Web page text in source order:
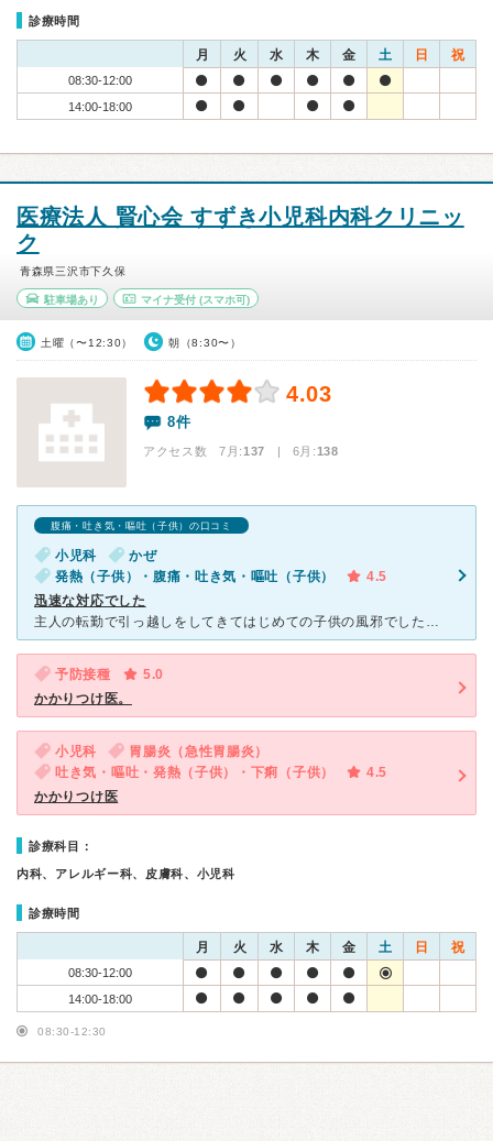
診療時間
月 火 水 木 金 土 日 祝
08:30-12:00
14:00-18:00
医療法人 賢心会 すずき小児科内科クリニッ
ク
青森県三沢市下久保
駐車場あり マイナ受付(スマホ可)
土曜（〜12:30） 朝（8:30〜）
4.03
8件
アクセス数 7月:137 | 6月:138
腹痛・吐き気・嘔吐（子供）の口コミ
小児科
かぜ
発熱（子供）・腹痛・吐き気・嘔吐（子供）
4.5
迅速な対応でした
主人の転勤で引っ越しをしてきてはじめての子供の風邪でした。どの病院が良いのかわからなかったのですが、運転している時に小児科の個人病院を見た事を思い出し、連れて行きました。 いつも元気いっぱいの子供が
予防接種
5.0
かかりつけ医。
小児科
胃腸炎（急性胃腸炎）
吐き気・嘔吐・発熱（子供）・下痢（子供）
4.5
かかりつけ医
診療科目：
内科、アレルギー科、皮膚科、小児科
診療時間
月 火 水 木 金 土 日 祝
08:30-12:00
14:00-18:00
08:30-12:30